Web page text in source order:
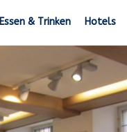
Essen & Trinken Hotels